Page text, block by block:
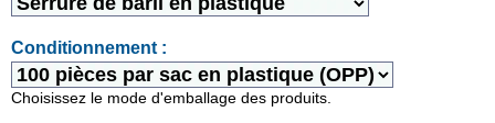
Conditionnement :
Choisissez le mode d'emballage des produits.